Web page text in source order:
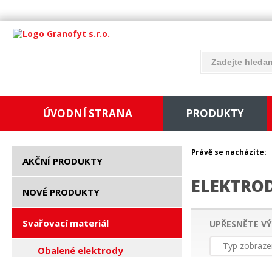
ÚVODNÍ STRANA PRODUKTY
AKČNÍ PRODUKTY
NOVÉ PRODUKTY
Svařovací materiál
Obalené elektrody
Právě se nacházíte:
UPŘESNĚTE
Typ